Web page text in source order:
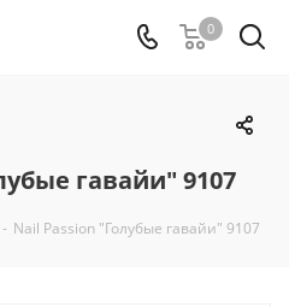
0
гавайи" 9107
- Nail Passion "Голубые гавайи" 9107